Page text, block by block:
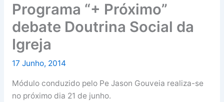
Programa “+ Próximo”
debate Doutrina Social da
Igreja
17 Junho, 2014
Módulo conduzido pelo Pe Jason Gouveia realiza-se
no próximo dia 21 de junho.